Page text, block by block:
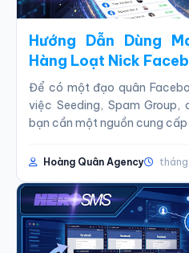
Hướng Dẫn Dùng
Hàng Loạt Nick
Để có một đạo quân
việc Seeding, Spam Group,
bạn cần một nguồn cung
Hoàng Quân Agency